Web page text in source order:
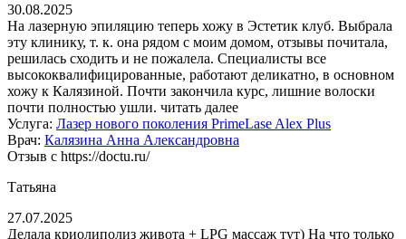
30.08.2025
На лазерную эпиляцию теперь хожу в Эстетик клуб. Выбрала
эту клинику, т. к. она рядом с моим домом, отзывы почитала,
решилась сходить и не пожалела. Специалисты все
высококвалифицированные, работают деликатно, в основном
хожу к Калязиной. Почти закончила курс, лишние волоски
почти полностью ушли. читать далее
Услуга: Лазер нового поколения PrimeLase Alex Plus
Врач: Калязина Анна Александровна
Отзыв с https://doctu.ru/
Татьяна
27.07.2025
Делала криолиполиз живота + LPG массаж тут) На что только